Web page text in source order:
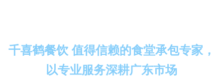
千喜鹤餐饮 值得信赖的食堂承包专家，
以专业服务深耕广东市场